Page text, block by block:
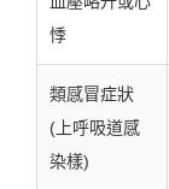
悸
類感冒症狀
(上呼吸道感
染樣)